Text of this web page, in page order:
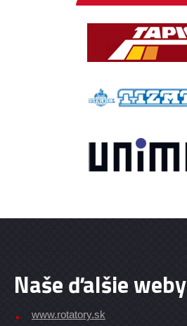
Naše ďalšie weby
www.rotatory.sk